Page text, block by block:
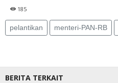
185
pelantikan menteri-PAN-RB
BERITA TERKAIT